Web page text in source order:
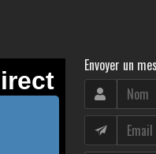
Envoyer un